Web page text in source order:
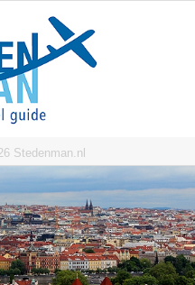
Stedenman.nl